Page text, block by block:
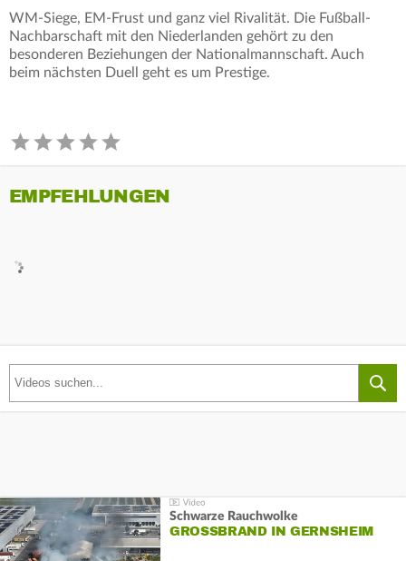
WM-Siege, EM-Frust und ganz viel Rivalität. Die Fußball-
Nachbarschaft mit den Niederlanden gehört zu den
besonderen Beziehungen der Nationalmannschaft. Auch
beim nächsten Duell geht es um Prestige.
EMPFEHLUNGEN
Schwarze Rauchwolke
GROSSBRAND IN GERNSHEIM